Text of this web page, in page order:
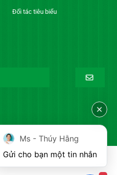
Đối tác tiêu biểu
về DienhoaXANH.com
Ms - Thúy Hằng
Gửi cho bạn một tin nhắn